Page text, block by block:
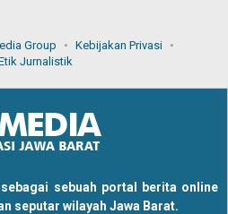
Group
Kebijakan Privasi
Jurnalistik
sebuah portal berita online
seputar wilayah Jawa Barat.